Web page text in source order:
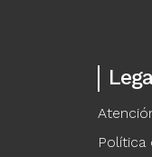
Política